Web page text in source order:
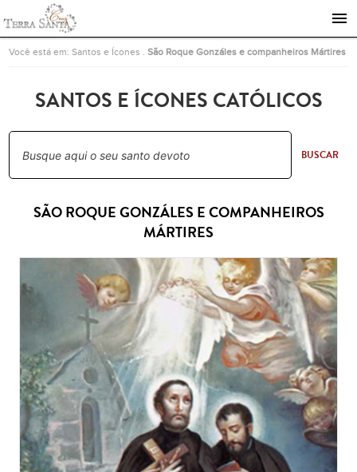
Ir para a página inicial
Você está em:Santos e Ícones .São Roque Gonzáles e companheiros Mártires
SANTOS E ÍCONES CATÓLICOS
BUSCAR
SÃO ROQUE GONZÁLES E COMPANHEIROS
MÁRTIRES